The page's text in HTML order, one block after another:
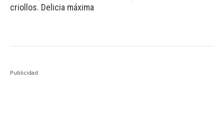
criollos. Delicia máxima
Publicidad